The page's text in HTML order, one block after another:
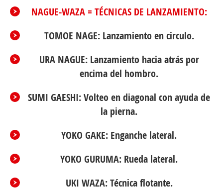
NAGUE-WAZA = TÉCNICAS DE LANZAMIENTO:
TOMOE NAGE: Lanzamiento en circulo.
URA NAGUE: Lanzamiento hacia atrás por
encima del hombro.
SUMI GAESHI: Volteo en diagonal con ayuda de
la pierna.
YOKO GAKE: Enganche lateral.
YOKO GURUMA: Rueda lateral.
UKI WAZA: Técnica flotante.